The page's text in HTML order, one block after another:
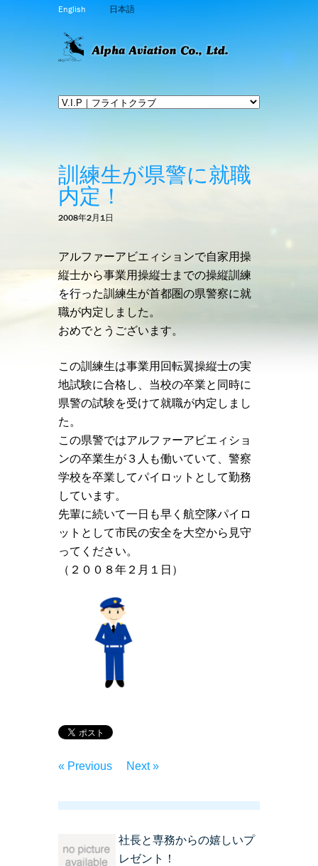
English 日本語
訓練生が県警に就職
内定！
2008年2月1日
アルファーアビエィションで自家用操
縦士から事業用操縦士までの操縦訓練
を行った訓練生が首都圏の県警察に就
職が内定しました。
おめでとうございます。
この訓練生は事業用回転翼操縦士の実
地試験に合格し、当校の卒業と同時に
県警の試験を受けて就職が内定しまし
た。
この県警ではアルファーアビエィショ
ンの卒業生が３人も働いていて、警察
学校を卒業してパイロットとして勤務
しています。
先輩に続いて一日も早く航空隊パイロ
ットとして市民の安全を大空から見守
ってください。
（２００８年２月１日）
« Previous Next »
社長と専務からの嬉しいプ
レゼント！